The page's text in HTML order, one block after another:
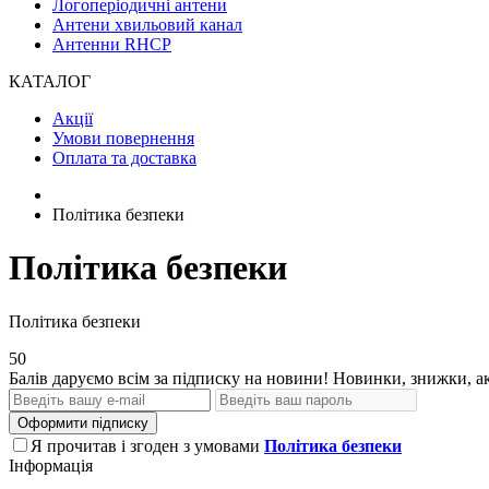
Логоперіодичні антени
Антени хвильовий канал
Антенни RHCP
КАТАЛОГ
Акції
Умови повернення
Оплата та доставка
Політика безпеки
Політика безпеки
Політика безпеки
50
Балів даруємо всім за підписку на новини! Новинки, знижки,
Оформити підписку
Я прочитав і згоден з умовами Політика безпеки
Інформація